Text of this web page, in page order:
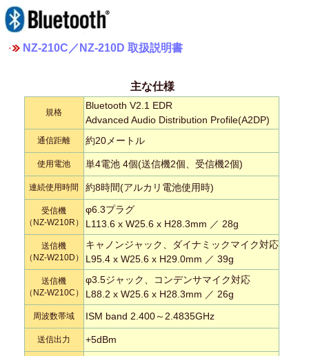
NZ-210C／NZ-210D 取扱説明書
主な仕様
規格
Bluetooth V2.1 EDR
Advanced Audio Distribution Profile(A2DP)
通信距離 約20メートル
使用電池 単4電池 4個(送信機2個、受信機2個)
連続使用時間 約8時間(アルカリ電池使用時)
受信機
（NZ-W210R）
φ6.3プラグ
L113.6 x W25.6 x H28.3mm ／ 28g
送信機
（NZ-W210D）
キャノンジャック、ダイナミックマイク対応
L95.4 x W25.6 x H29.0mm ／ 39g
送信機
（NZ-W210C）
φ3.5ジャック、コンデンサマイク対応
L88.2 x W25.6 x H28.3mm ／ 26g
周波数帯域 ISM band 2.400～2.4835GHz
送信出力 +5dBm